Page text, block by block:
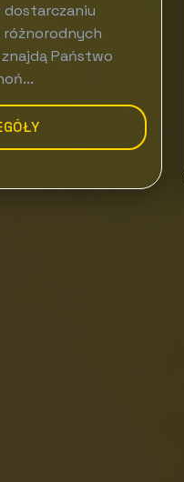
dostarczaniu
różnorodnych
Państwo